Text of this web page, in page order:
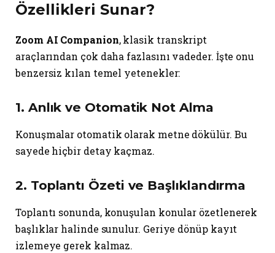
Özellikleri Sunar?
Zoom AI Companion, klasik transkript
araçlarından çok daha fazlasını vadeder. İşte onu
benzersiz kılan temel yetenekler:
1. Anlık ve Otomatik Not Alma
Konuşmalar otomatik olarak metne dökülür. Bu
sayede hiçbir detay kaçmaz.
2. Toplantı Özeti ve Başlıklandırma
Toplantı sonunda, konuşulan konular özetlenerek
başlıklar halinde sunulur. Geriye dönüp kayıt
izlemeye gerek kalmaz.